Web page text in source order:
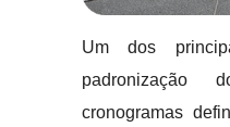
Um dos
padronização
cronogramas